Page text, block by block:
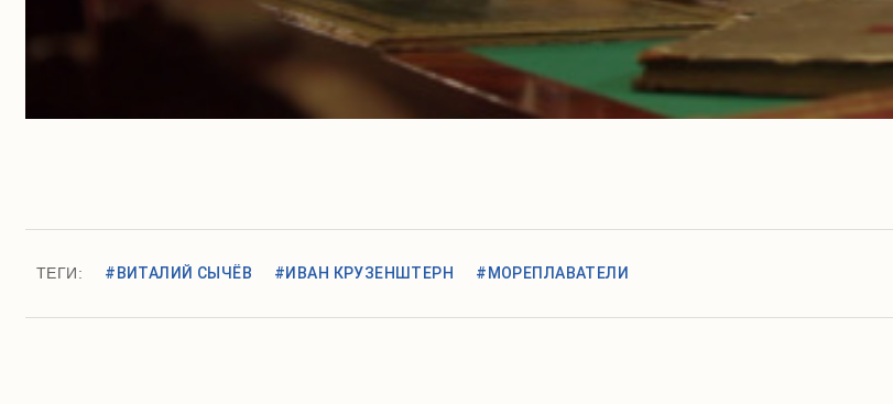
ТЕГИ: #ВИТАЛИЙ СЫЧЁВ #ИВАН КРУЗЕНШТЕРН #МОРЕПЛАВАТЕЛИ